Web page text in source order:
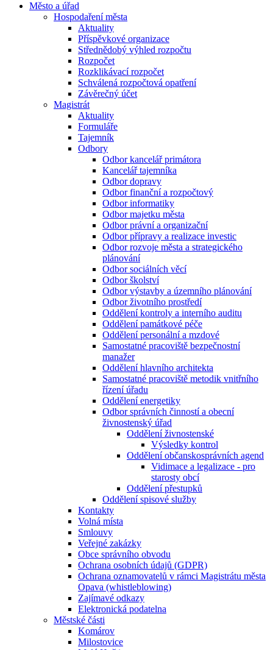
Město a úřad
Hospodaření města
Aktuality
Příspěvkové organizace
Střednědobý výhled rozpočtu
Rozpočet
Rozklikávací rozpočet
Schválená rozpočtová opatření
Závěrečný účet
Magistrát
Aktuality
Formuláře
Tajemník
Odbory
Odbor kancelář primátora
Kancelář tajemníka
Odbor dopravy
Odbor finanční a rozpočtový
Odbor informatiky
Odbor majetku města
Odbor právní a organizační
Odbor přípravy a realizace investic
Odbor rozvoje města a strategického
plánování
Odbor sociálních věcí
Odbor školství
Odbor výstavby a územního plánování
Odbor životního prostředí
Oddělení kontroly a interního auditu
Oddělení památkové péče
Oddělení personální a mzdové
Samostatné pracoviště bezpečnostní
manažer
Oddělení hlavního architekta
Samostatné pracoviště metodik vnitřního
řízení úřadu
Oddělení energetiky
Odbor správních činností a obecní
živnostenský úřad
Oddělení živnostenské
Výsledky kontrol
Oddělení občanskosprávních agend
Vidimace a legalizace - pro
starosty obcí
Oddělení přestupků
Oddělení spisové služby
Kontakty
Volná místa
Smlouvy
Veřejné zakázky
Obce správního obvodu
Ochrana osobních údajů (GDPR)
Ochrana oznamovatelů v rámci Magistrátu města
Opava (whistleblowing)
Zajímavé odkazy
Elektronická podatelna
Městské části
Komárov
Milostovice